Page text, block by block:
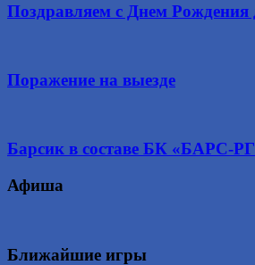
Поздравляем с Днем
Поражение на выезде
Барсик в составе БК «БАРС-
Афиша
Ближайшие игры